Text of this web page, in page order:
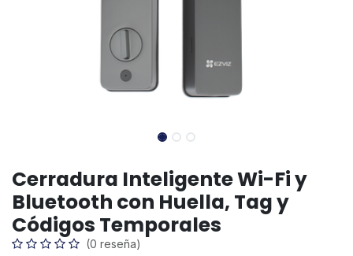
Cerradura Inteligente Wi-Fi y
Bluetooth con Huella, Tag y
Códigos Temporales
(0 reseña)